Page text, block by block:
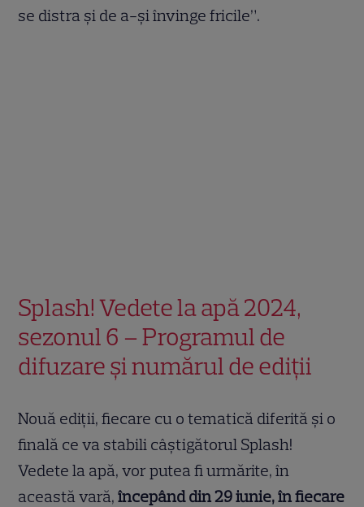
se distra și de a-și învinge fricile”.
Splash! Vedete la apă 2024,
sezonul 6 – Programul de
difuzare și numărul de ediții
Nouă ediții, fiecare cu o tematică diferită și o
finală ce va stabili câștigătorul Splash!
Vedete la apă, vor putea fi urmărite, în
această vară, începând din 29 iunie, în fiecare